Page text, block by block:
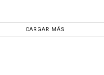
CARGAR MÁS